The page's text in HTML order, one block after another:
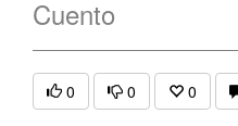
Cuento
0 0 0